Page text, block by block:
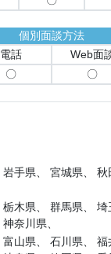
個別面談方法
電話 Web面
〇 〇
岩手県、 宮城県、 秋
栃木県、 群馬県、 埼
神奈川県、
富山県、 石川県、 福